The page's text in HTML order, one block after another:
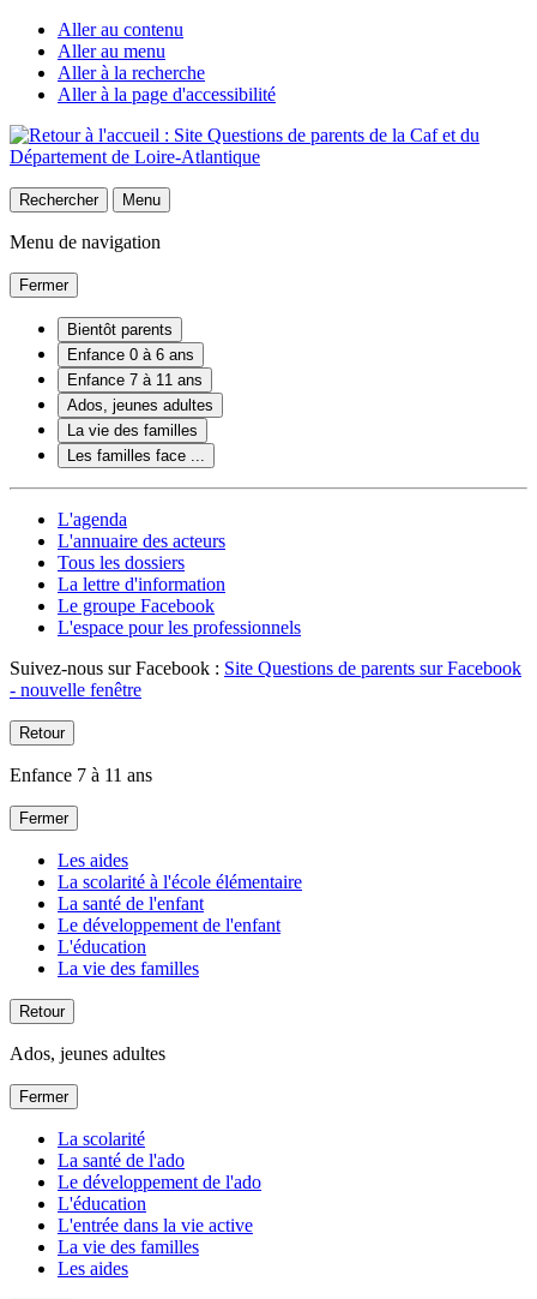
Aller au contenu
Aller au menu
Aller à la recherche
Aller à la page d'accessibilité
Rechercher Menu
Menu de navigation
Fermer
Bientôt parents
Enfance 0 à 6 ans
Enfance 7 à 11 ans
Ados, jeunes adultes
La vie des familles
Les familles face ...
L'agenda
L'annuaire des acteurs
Tous les dossiers
La lettre d'information
Le groupe Facebook
L'espace pour les professionnels
Suivez-nous sur Facebook : Site Questions de parents sur Facebook
- nouvelle fenêtre
Retour
Enfance 7 à 11 ans
Fermer
Les aides
La scolarité à l'école élémentaire
La santé de l'enfant
Le développement de l'enfant
L'éducation
La vie des familles
Retour
Ados, jeunes adultes
Fermer
La scolarité
La santé de l'ado
Le développement de l'ado
L'éducation
L'entrée dans la vie active
La vie des familles
Les aides